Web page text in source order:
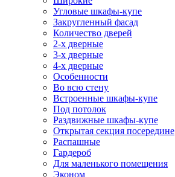
Угловые шкафы-купе
Закругленный фасад
Количество дверей
2-х дверные
3-х дверные
4-х дверные
Особенности
Во всю стену
Встроенные шкафы-купе
Под потолок
Раздвижные шкафы-купе
Открытая секция посередине
Распашные
Гардероб
Для маленького помещения
Эконом